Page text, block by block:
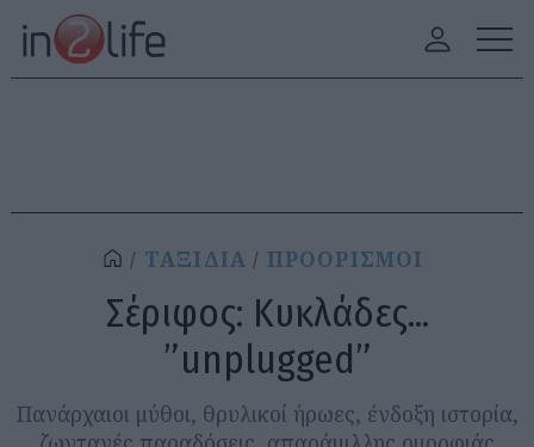
ΤΑΞΙΔΙΑ ΠΡΟΟΡΙΣΜΟΙ
Σέριφος: Κυκλάδες...
”unplugged”
Πανάρχαιοι μύθοι, θρυλικοί ήρωες, ένδοξη ιστορία,